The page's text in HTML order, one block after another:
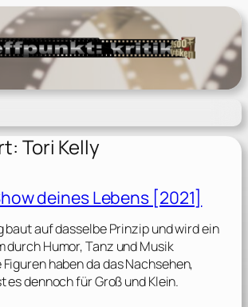
Tori Kelly
deines Lebens [2021]
baut auf dasselbe Prinzip und wird ein
durch Humor, Tanz und Musik
haben da das Nachsehen,
es dennoch für Groß und Klein.